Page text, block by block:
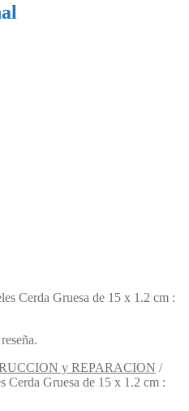
Cerda Gruesa de 15 x 1.2 cm :
y REPARACION /
Cerda Gruesa de 15 x 1.2 cm :